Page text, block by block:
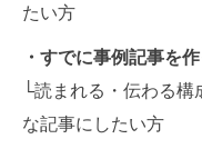
たい方
・すでに事例記事を
└読まれる・伝わる
な記事にしたい方